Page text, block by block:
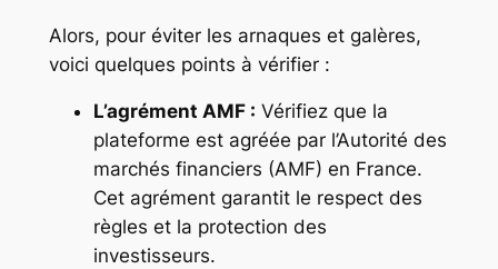
Alors, pour éviter les arnaques et galères,
voici quelques points à vérifier :
L’agrément AMF : Vérifiez que la
plateforme est agréée par l’Autorité des
marchés financiers (AMF) en France.
Cet agrément garantit le respect des
règles et la protection des
investisseurs.